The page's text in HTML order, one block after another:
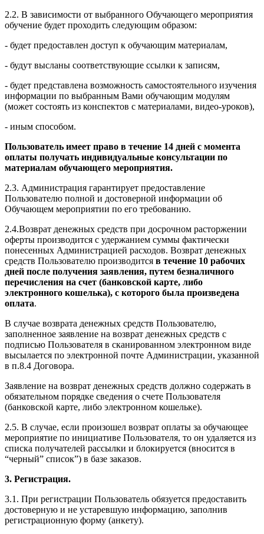
2.2. В зависимости от выбранного Обучающего мероприятия
обучение будет проходить следующим образом:
- будет предоставлен доступ к обучающим материалам,
- будут высланы соответствующие ссылки к записям,
- будет представлена возможность самостоятельного изучения
информации по выбранным Вами обучающим модулям
(может состоять из конспектов с материалами, видео-уроков),
- иным способом.
Пользователь имеет право в течение 14 дней с момента
оплаты получать индивидуальные консультации по
материалам обучающего мероприятия.
2.3. Администрация гарантирует предоставление
Пользователю полной и достоверной информации об
Обучающем мероприятии по его требованию.
2.4.Возврат денежных средств при досрочном расторжении
оферты производится с удержанием суммы фактически
понесенных Администрацией расходов. Возврат денежных
средств Пользователю производится в течение 10 рабочих
дней после получения заявления, путем безналичного
перечисления на счет (банковской карте, либо
электронного кошелька), с которого была произведена
оплата.
В случае возврата денежных средств Пользователю,
заполненное заявление на возврат денежных средств с
подписью Пользователя в сканированном электронном виде
высылается по электронной почте Администрации, указанной
в п.8.4 Договора.
Заявление на возврат денежных средств должно содержать в
обязательном порядке сведения о счете Пользователя
(банковской карте, либо электронном кошельке).
2.5. В случае, если произошел возврат оплаты за обучающее
мероприятие по инициативе Пользователя, то он удаляется из
списка получателей рассылки и блокируется (вносится в
“черный” список”) в базе заказов.
3. Регистрация.
3.1. При регистрации Пользователь обязуется предоставить
достоверную и не устаревшую информацию, заполнив
регистрационную форму (анкету).